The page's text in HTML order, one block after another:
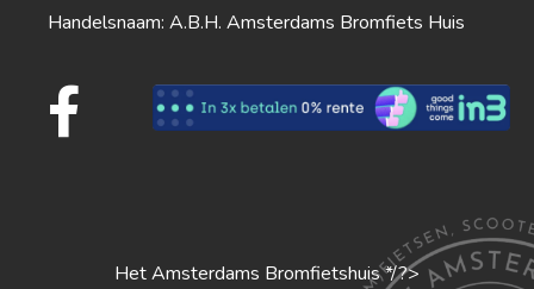
Handelsnaam: A.B.H. Amsterdams Bromfiets Huis
Het Amsterdams Bromfietshuis */?>